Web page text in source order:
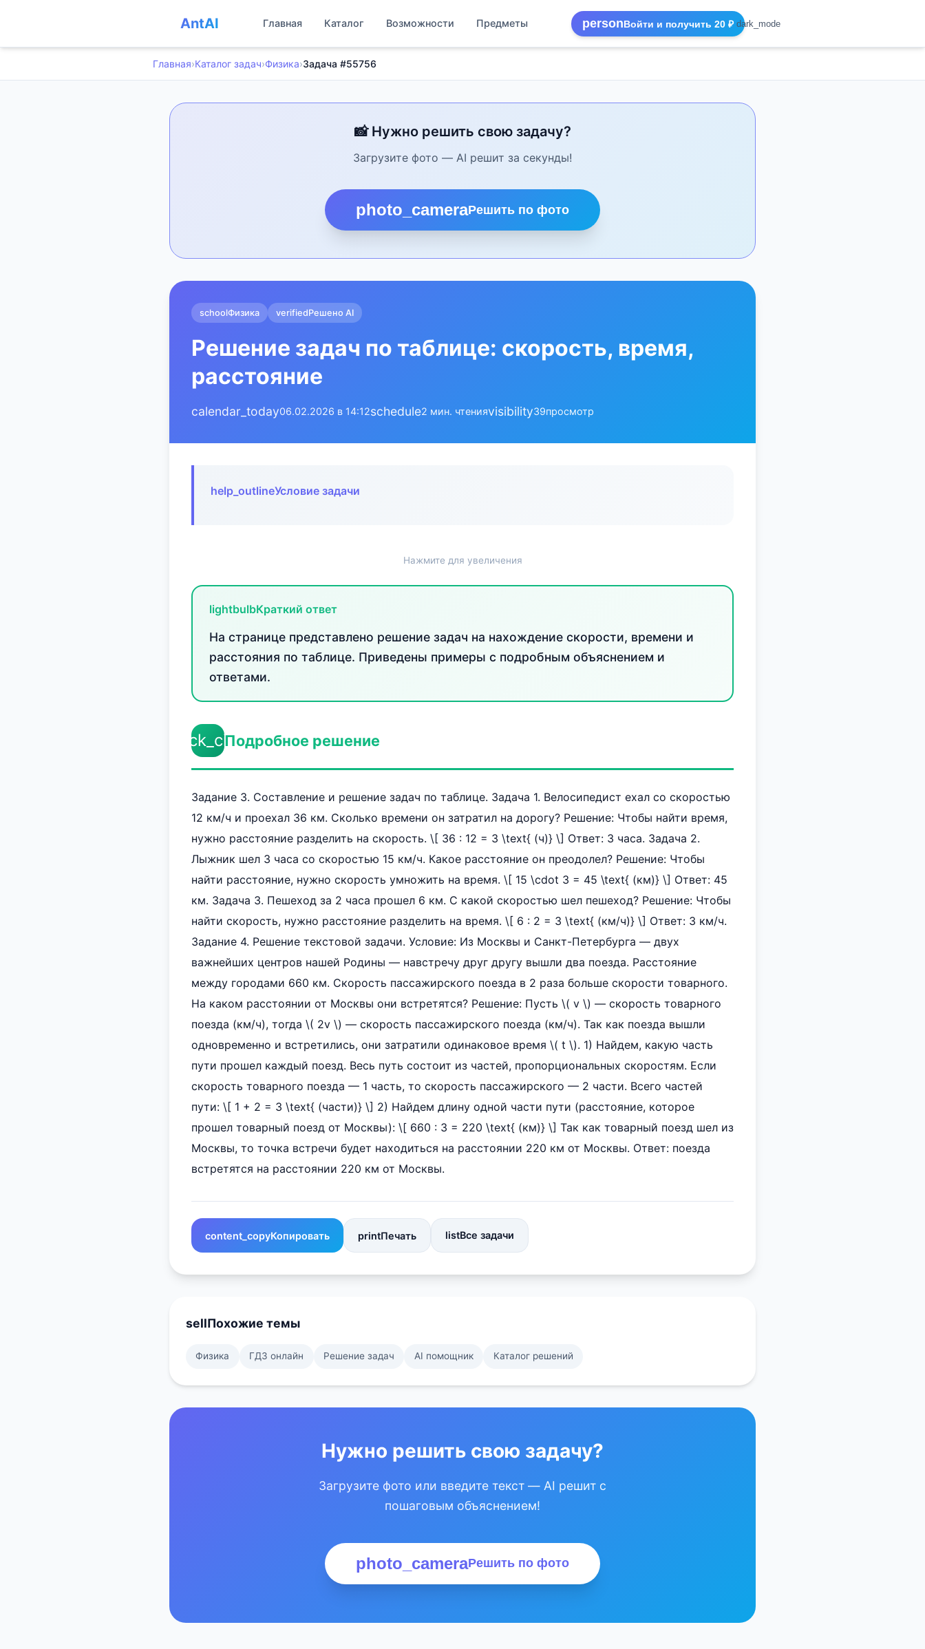
AntAI Главная Каталог Возможности Предметы personВойти и получить 20 ₽ dark_mode
Главная›Каталог задач›Физика›Задача #55756
📸 Нужно решить свою задачу?
Загрузите фото — AI решит за секунды!
photo_cameraРешить по фото
schoolФизика verifiedРешено AI
Решение задач по таблице: скорость, время,
расстояние
calendar_today06.02.2026 в 14:12schedule2 мин. чтенияvisibility39просмотр
help_outlineУсловие задачи
Нажмите для увеличения
lightbulbКраткий ответ
На странице представлено решение задач на нахождение скорости, времени и
расстояния по таблице. Приведены примеры с подробным объяснением и
ответами.
check_circleПодробное решение
Задание 3. Составление и решение задач по таблице. Задача 1. Велосипедист ехал со скоростью
12 км/ч и проехал 36 км. Сколько времени он затратил на дорогу? Решение: Чтобы найти время,
нужно расстояние разделить на скорость. \[ 36 : 12 = 3 \text{ (ч)} \] Ответ: 3 часа. Задача 2.
Лыжник шел 3 часа со скоростью 15 км/ч. Какое расстояние он преодолел? Решение: Чтобы
найти расстояние, нужно скорость умножить на время. \[ 15 \cdot 3 = 45 \text{ (км)} \] Ответ: 45
км. Задача 3. Пешеход за 2 часа прошел 6 км. С какой скоростью шел пешеход? Решение: Чтобы
найти скорость, нужно расстояние разделить на время. \[ 6 : 2 = 3 \text{ (км/ч)} \] Ответ: 3 км/ч.
Задание 4. Решение текстовой задачи. Условие: Из Москвы и Санкт-Петербурга — двух
важнейших центров нашей Родины — навстречу друг другу вышли два поезда. Расстояние
между городами 660 км. Скорость пассажирского поезда в 2 раза больше скорости товарного.
На каком расстоянии от Москвы они встретятся? Решение: Пусть \( v \) — скорость товарного
поезда (км/ч), тогда \( 2v \) — скорость пассажирского поезда (км/ч). Так как поезда вышли
одновременно и встретились, они затратили одинаковое время \( t \). 1) Найдем, какую часть
пути прошел каждый поезд. Весь путь состоит из частей, пропорциональных скоростям. Если
скорость товарного поезда — 1 часть, то скорость пассажирского — 2 части. Всего частей
пути: \[ 1 + 2 = 3 \text{ (части)} \] 2) Найдем длину одной части пути (расстояние, которое
прошел товарный поезд от Москвы): \[ 660 : 3 = 220 \text{ (км)} \] Так как товарный поезд шел из
Москвы, то точка встречи будет находиться на расстоянии 220 км от Москвы. Ответ: поезда
встретятся на расстоянии 220 км от Москвы.
content_copyКопировать printПечать listВсе задачи
sellПохожие темы
Физика ГДЗ онлайн Решение задач AI помощник Каталог решений
Нужно решить свою задачу?
Загрузите фото или введите текст — AI решит с
пошаговым объяснением!
photo_cameraРешить по фото